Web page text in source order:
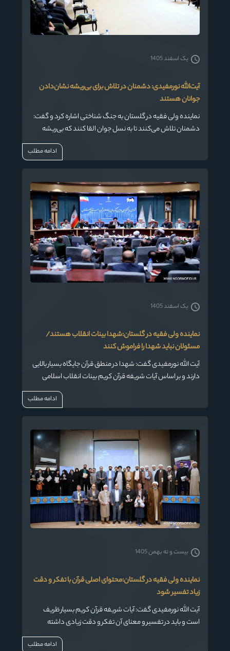
آیت‌الله نورمفیدی: دشمنان در تلاش برای بی‌ریشه نشان‌دادن
جوانان هستند
نماینده ولی فقیه در گلستان به جنگ شناختی اشاره کرد و گفت:
دشمنان تلاش می‌کنند تا به نسل جوان القا کنند که بی‌ریشه
هستند، اما ما باید با اقدامات جدی در مقابل این توطئه‌ها
یک اسفند 1405
ادامه مطلب
نماینده ولی فقیه در گلستان:شهدا بینات انقلاب هستند/
مسئولان نباید شهدا را فراموش کنند
آیت الله نورمفیدی گفت: شهدا در منطق قرآن جایگاه بسیار بالایی
دارند و بر اساس آیات شریفه قرآن کریم بینات انقلاب اسلامی
یک اسفند 1405
ادامه مطلب
نماینده ولی فقیه در گلستان:محتوای اصلی قرآن با تفکر و دقت
زیاد تفسیر شود
آیت الله نورمفیدی گفت: آیات شریفه قرآن کریم بسیار ظریف
است و باید در تفسیر و معنای آن تفکر و دقت زیادی داشته
بیست و نه بهمن 1405
ادامه مطلب